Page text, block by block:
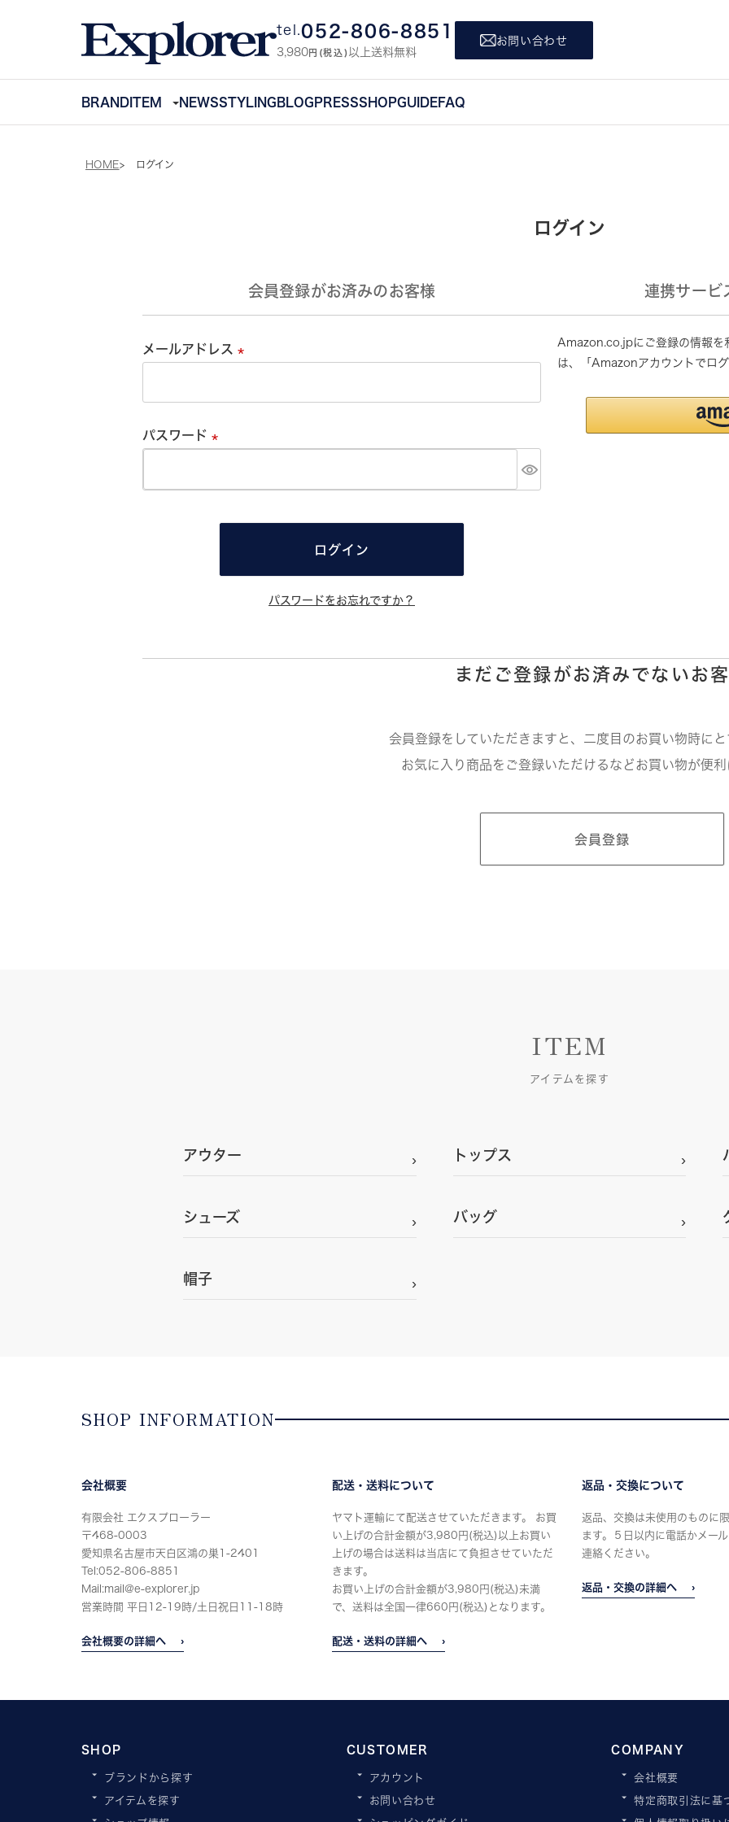
tel.052-806-8851
3,980円(税込)以上送料無料
お問い合わせ
BRANDITEM NEWSSTYLINGBLOGPRESSSHOPGUIDEFAQ
HOME ログイン
ログイン
会員登録がお済みのお客様
メールアドレス
須
パスワード
須
ログイン
パスワードをお忘れですか？
連携サービ
Amazon.co.jpにご登録の情報を
は、「Amazonアカウントでロ
まだご登録がお済みでないお
会員登録をしていただきますと、二度目のお買い物時に
お気に入り商品をご登録いただけるなどお買い物が便
会員登録
ITEM
アイテムを探す
アウター トップス
シューズ バッグ
帽子
SHOP INFORMATION
会社概要
有限会社 エクスプローラー
〒468-0003
愛知県名古屋市天白区鴻の巣1-2401
Tel:052-806-8851
Mail:mail@e-explorer.jp
営業時間 平日12-19時/土日祝日11-18時
会社概要の詳細へ
配送・送料について
ヤマト運輸にて配送させていただきます。 お買
い上げの合計金額が3,980円(税込)以上お買い
上げの場合は送料は当店にて負担させていただ
きます。
お買い上げの合計金額が3,980円(税込)未満
で、送料は全国一律660円(税込)となります。
配送・送料の詳細へ
返品・交換について
返品、交換は未使用のものに
ます。５日以内に電話かメー
連絡ください。
返品・交換の詳細へ
SHOP
ブランドから探す
アイテムを探す
CUSTOMER
アカウント
お問い合わせ
COMPANY
会社概要
特定商取引法に基